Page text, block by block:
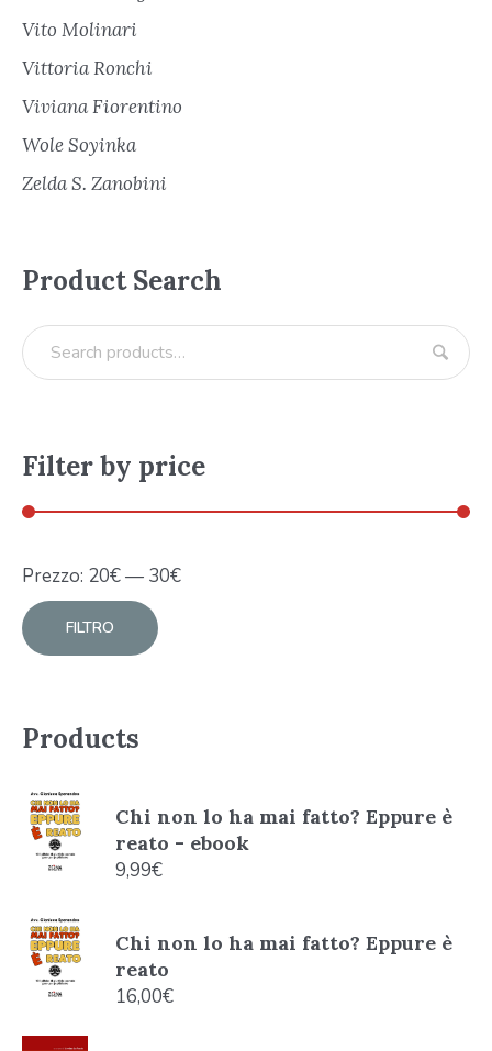
Vito Molinari
Vittoria Ronchi
Viviana Fiorentino
Wole Soyinka
Zelda S. Zanobini
Product Search
Filter by price
FILTRO
Prezzo: 20€— 30€
Products
Chi non lo ha mai fatto? Eppure è
reato - ebook
9,99€
Chi non lo ha mai fatto? Eppure è
reato
16,00€